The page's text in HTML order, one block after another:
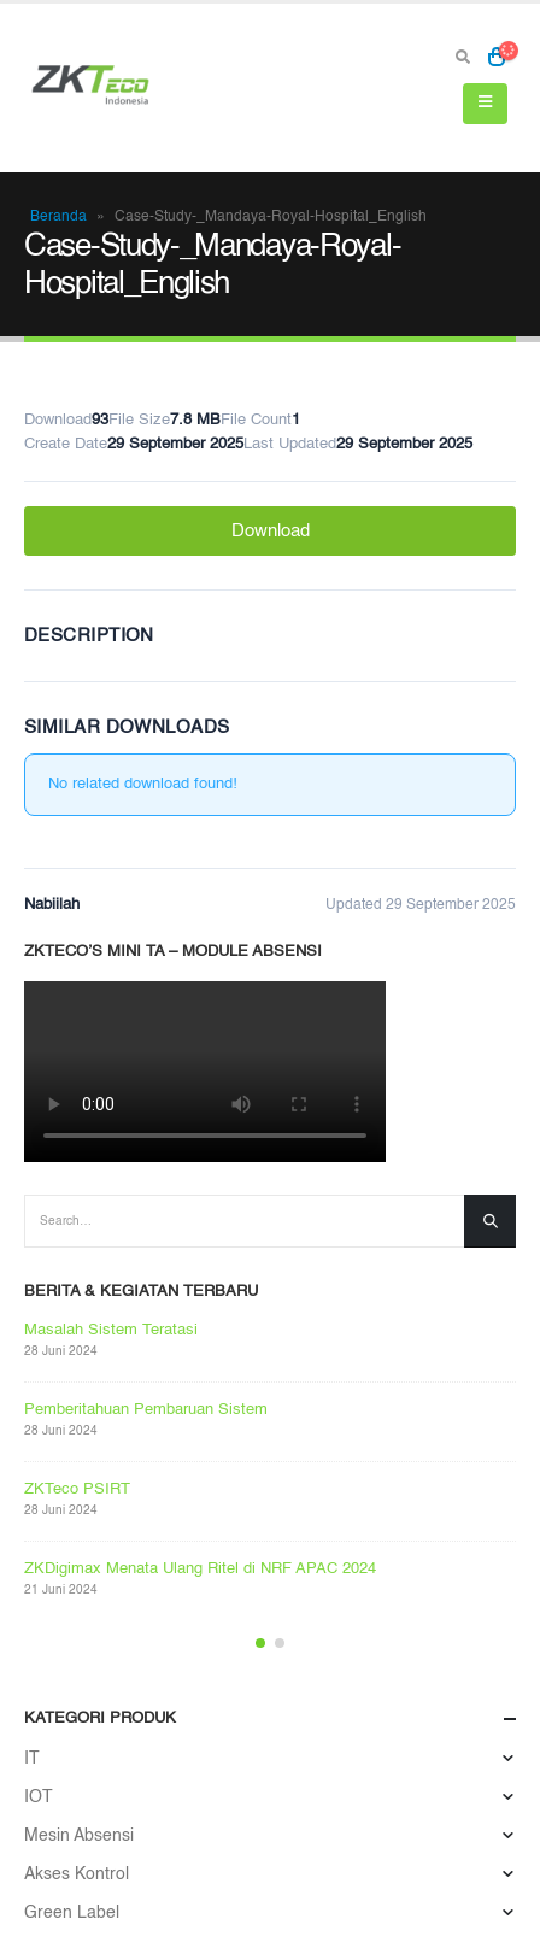
Beranda » Case-Study-_Mandaya-Royal-Hospital_English
Case-Study-_Mandaya-Royal-
Hospital_English
Download93File Size7.8 MBFile Count1
Create Date29 September 2025Last Updated29 September 2025
Download
DESCRIPTION
SIMILAR DOWNLOADS
No related download found!
Nabiilah Updated 29 September 2025
ZKTECO’S MINI TA – MODULE ABSENSI
BERITA & KEGIATAN TERBARU
Masalah Sistem Teratasi
28 Juni 2024
Pemberitahuan Pembaruan Sistem
28 Juni 2024
ZKTeco PSIRT
28 Juni 2024
ZKDigimax Menata Ulang Ritel di NRF APAC 2024
21 Juni 2024
KATEGORI PRODUK
IOT
Mesin Absensi
Akses Kontrol
Green Label